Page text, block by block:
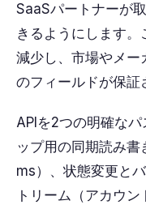
SaaSパートナーが
きるようにします
減少し、市場やメー
のフィールドが保証
APIを2つの明確なパ
ップ用の同期読み
ms）、状態変更と
トリーム（アカウ